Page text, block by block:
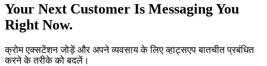
Your Next Customer Is Messaging You
Right Now.
क्रोम एक्सटेंशन जोड़ें और अपने व्यवसाय के लिए व्हाट्सएप बातचीत प्रबंधित
करने के तरीके को बदलें।